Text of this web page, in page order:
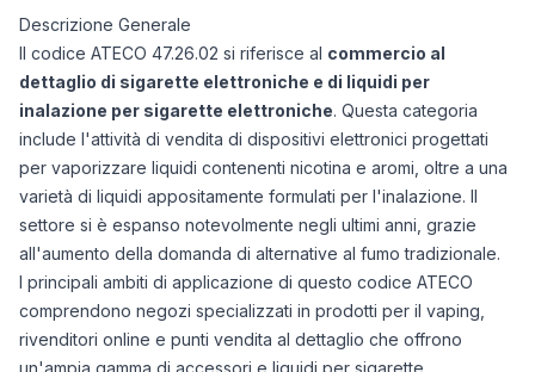
Descrizione Generale
Il codice ATECO 47.26.02 si riferisce al commercio al
dettaglio di sigarette elettroniche e di liquidi per
inalazione per sigarette elettroniche. Questa categoria
include l'attività di vendita di dispositivi elettronici progettati
per vaporizzare liquidi contenenti nicotina e aromi, oltre a una
varietà di liquidi appositamente formulati per l'inalazione. Il
settore si è espanso notevolmente negli ultimi anni, grazie
all'aumento della domanda di alternative al fumo tradizionale.
I principali ambiti di applicazione di questo codice ATECO
comprendono negozi specializzati in prodotti per il vaping,
rivenditori online e punti vendita al dettaglio che offrono
un'ampia gamma di accessori e liquidi per sigarette